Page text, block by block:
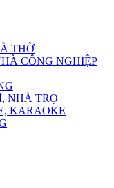
THỜ
CÔNG NGHIỆP
NHÀ TRỌ
KARAOKE